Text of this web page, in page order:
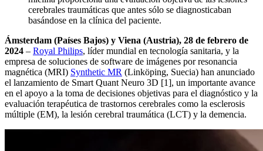
cerebrales traumáticas que antes sólo se diagnosticaban
basándose en la clínica del paciente.
Ámsterdam (Países Bajos) y Viena (Austria), 28 de febrero de
2024 – Royal Philips, líder mundial en tecnología sanitaria, y la
empresa de soluciones de software de imágenes por resonancia
magnética (MRI) Synthetic MR (Linköping, Suecia) han anunciado
el lanzamiento de Smart Quant Neuro 3D [1], un importante avance
en el apoyo a la toma de decisiones objetivas para el diagnóstico y la
evaluación terapéutica de trastornos cerebrales como la esclerosis
múltiple (EM), la lesión cerebral traumática (LCT) y la demencia.